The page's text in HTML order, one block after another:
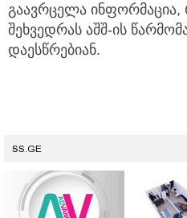
გაავრცელა ინფორმაცია,
შეხვედრას აშშ-ის
დაესწრებიან.
SS.GE